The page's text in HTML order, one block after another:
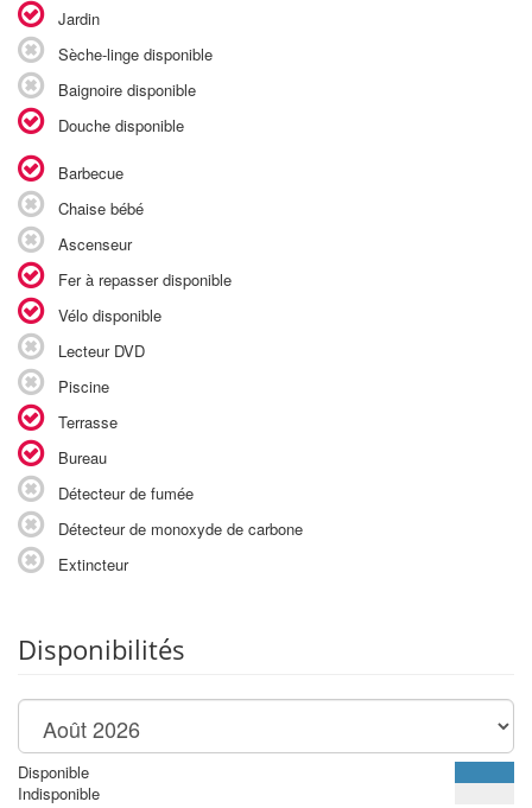
Jardin
Sèche-linge disponible
Baignoire disponible
Douche disponible
Barbecue
Chaise bébé
Ascenseur
Fer à repasser disponible
Vélo disponible
Lecteur DVD
Piscine
Terrasse
Bureau
Détecteur de fumée
Détecteur de monoxyde de carbone
Extincteur
Disponibilités
Disponible
Indisponible